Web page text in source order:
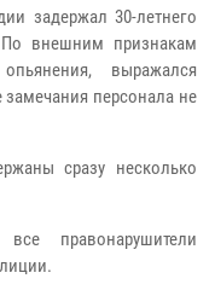
задержал 30-летнего
внешним признакам
выражался
персонала не
сразу несколько
правонарушители